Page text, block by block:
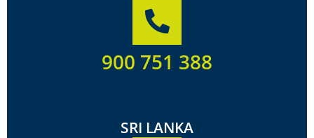
900 751 388
SRI LANKA